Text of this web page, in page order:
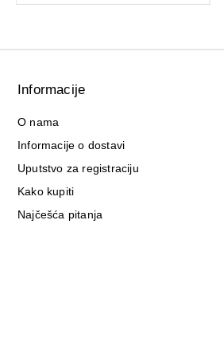
Informacije
O nama
Informacije o dostavi
Uputstvo za registraciju
Kako kupiti
Najčešća pitanja